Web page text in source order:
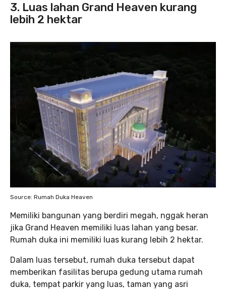
3. Luas lahan Grand Heaven kurang
lebih 2 hektar
Source: Rumah Duka Heaven
Memiliki bangunan yang berdiri megah, nggak heran
jika Grand Heaven memiliki luas lahan yang besar.
Rumah duka ini memiliki luas kurang lebih 2 hektar.
Dalam luas tersebut, rumah duka tersebut dapat
memberikan fasilitas berupa gedung utama rumah
duka, tempat parkir yang luas, taman yang asri